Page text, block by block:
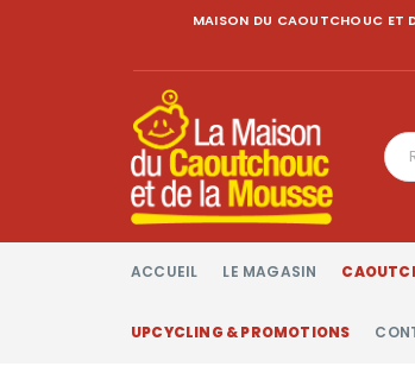
MAISON DU CAOUTCHOUC ET
ACCUEIL LE MAGASIN
UPCYCLING & PROMOTIONS